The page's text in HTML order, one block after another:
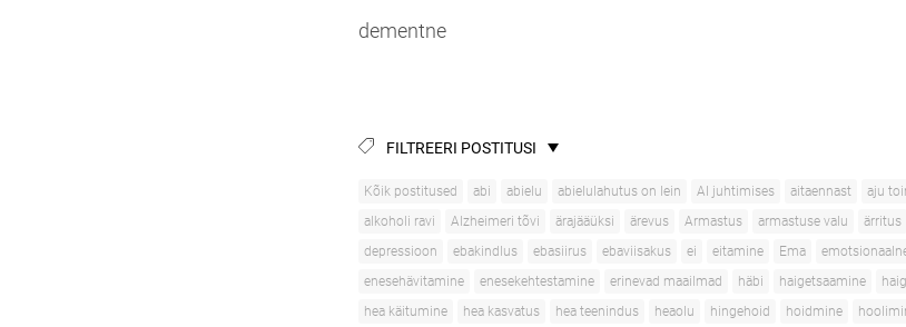
dementne
FILTREERI POSTITUSI
Kõik postitused abi abielu abielulahutus on lein AI juhtimises aitaennast aju
alkoholi ravi
Alzheimeri tõvi ärajääüksi ärevus Armastus armastuse valu ärritus
depressioon
ebakindlus ebasiirus ebaviisakus ei eitamine Ema
enesehävitamine
enesekehtestamine erinevad maailmad häbi haigetsaamine
hea käitumine
hea kasvatus hea teenindus heaolu hingehoid hoidmine